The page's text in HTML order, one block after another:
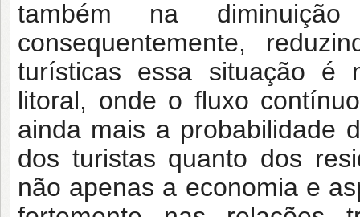
também na
consequentemente,
turísticas essa situação é
litoral, onde o fluxo
ainda mais a probabilidade
dos turistas quanto dos
não apenas a economia e